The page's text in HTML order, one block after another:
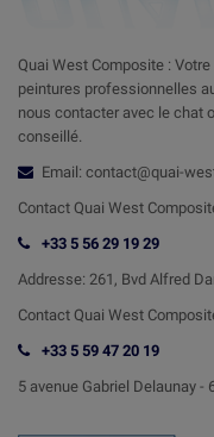
Quai West Composite :
peintures professionnelles
nous contacter avec le chat
conseillé.
Email: contact@quai-
Contact Quai West
+33 5 56 29 19 29
Addresse: 261, Bvd Alfred
Contact Quai West
+33 5 59 47 20 19
5 avenue Gabriel Delaunay -